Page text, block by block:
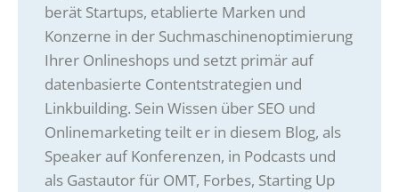
berät Startups, etablierte Marken und
Konzerne in der Suchmaschinenoptimierung
Ihrer Onlineshops und setzt primär auf
datenbasierte Contentstrategien und
Linkbuilding. Sein Wissen über SEO und
Onlinemarketing teilt er in diesem Blog, als
Speaker auf Konferenzen, in Podcasts und
als Gastautor für OMT, Forbes, Starting Up